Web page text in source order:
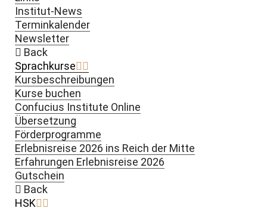
Institut-News
Terminkalender
Newsletter
Back
Sprachkurse
Kursbeschreibungen
Kurse buchen
Confucius Institute Online
Übersetzung
Förderprogramme
Erlebnisreise 2026 ins Reich der Mitte
Erfahrungen Erlebnisreise 2026
Gutschein
Back
HSK